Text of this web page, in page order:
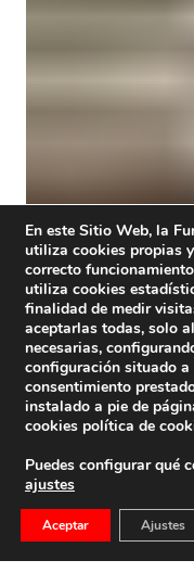
En este Sitio Web, la
utiliza cookies propias
correcto
utiliza cookies
finalidad de medir
aceptarlas todas, solo
necesarias,
configuración situado a
consentimiento
instalado a pie de
cookies política de
Puedes configurar qué
ajustes
Aceptar Ajustes